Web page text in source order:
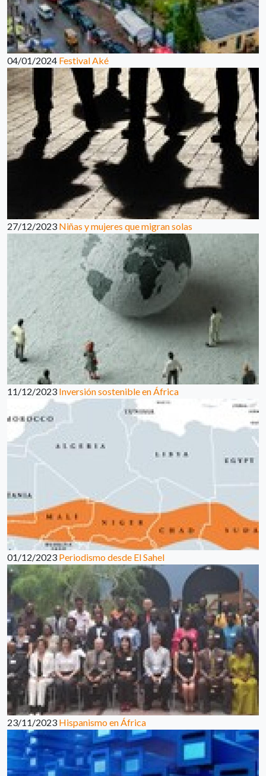
04/01/2024 Festival Aké
27/12/2023 Niñas y mujeres que migran solas
11/12/2023 Inversión sostenible en África
01/12/2023 Periodismo desde El Sahel
23/11/2023 Hispanismo en África